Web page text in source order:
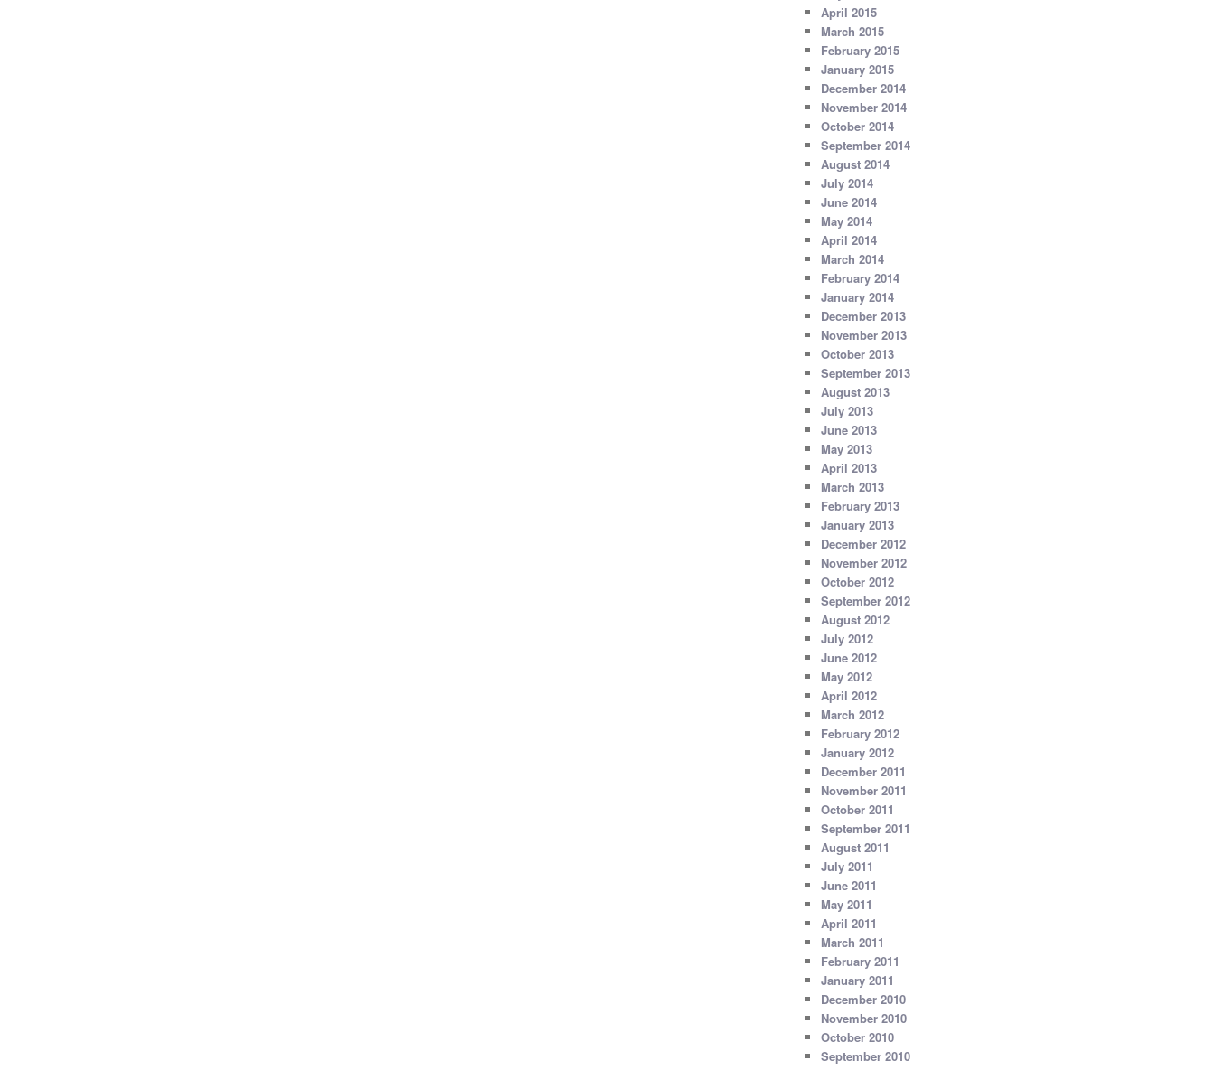
April 2015
March 2015
February 2015
January 2015
December 2014
November 2014
October 2014
September 2014
August 2014
July 2014
June 2014
May 2014
April 2014
March 2014
February 2014
January 2014
December 2013
November 2013
October 2013
September 2013
August 2013
July 2013
June 2013
May 2013
April 2013
March 2013
February 2013
January 2013
December 2012
November 2012
October 2012
September 2012
August 2012
July 2012
June 2012
May 2012
April 2012
March 2012
February 2012
January 2012
December 2011
November 2011
October 2011
September 2011
August 2011
July 2011
June 2011
May 2011
April 2011
March 2011
February 2011
January 2011
December 2010
November 2010
October 2010
September 2010